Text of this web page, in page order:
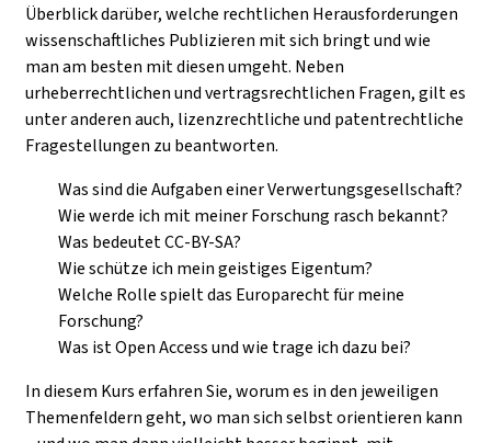
Überblick darüber, welche rechtlichen Herausforderungen
wissenschaftliches Publizieren mit sich bringt und wie
man am besten mit diesen umgeht. Neben
urheberrechtlichen und vertragsrechtlichen Fragen, gilt es
unter anderen auch, lizenzrechtliche und patentrechtliche
Fragestellungen zu beantworten.
Was sind die Aufgaben einer Verwertungsgesellschaft?
Wie werde ich mit meiner Forschung rasch bekannt?
Was bedeutet CC-BY-SA?
Wie schütze ich mein geistiges Eigentum?
Welche Rolle spielt das Europarecht für meine
Forschung?
Was ist Open Access und wie trage ich dazu bei?
In diesem Kurs erfahren Sie, worum es in den jeweiligen
Themenfeldern geht, wo man sich selbst orientieren kann